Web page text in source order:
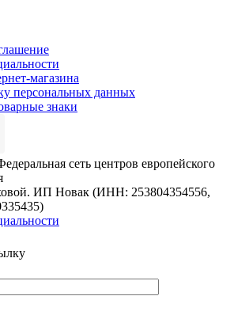
магазина
персональных данных
знаки
сеть центров европейского
ИП Новак (ИНН: 253804354556,